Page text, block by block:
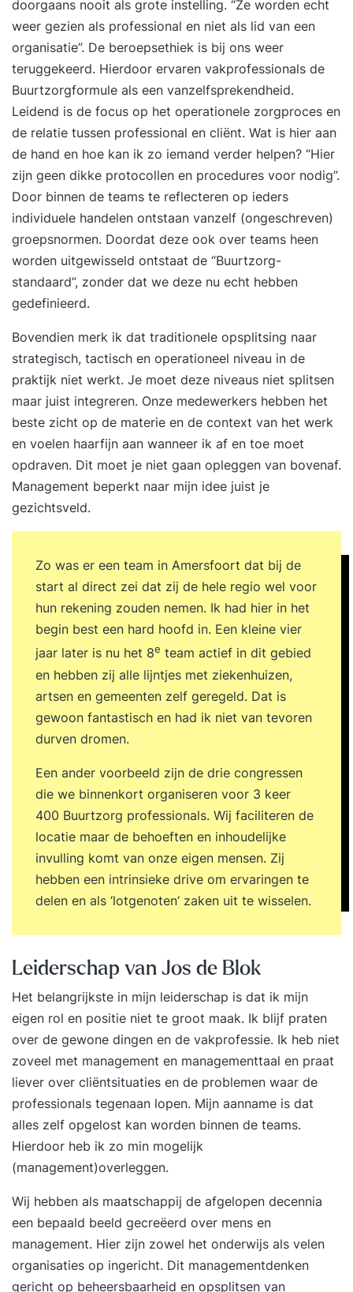
doorgaans nooit als grote instelling. “Ze worden echt
weer gezien als professional en niet als lid van een
organisatie”. De beroepsethiek is bij ons weer
teruggekeerd. Hierdoor ervaren vakprofessionals de
Buurtzorgformule als een vanzelfsprekendheid.
Leidend is de focus op het operationele zorgproces en
de relatie tussen professional en cliënt. Wat is hier aan
de hand en hoe kan ik zo iemand verder helpen? “Hier
zijn geen dikke protocollen en procedures voor nodig”.
Door binnen de teams te reflecteren op ieders
individuele handelen ontstaan vanzelf (ongeschreven)
groepsnormen. Doordat deze ook over teams heen
worden uitgewisseld ontstaat de “Buurtzorg-
standaard”, zonder dat we deze nu echt hebben
gedefinieerd.
Bovendien merk ik dat traditionele opsplitsing naar
strategisch, tactisch en operationeel niveau in de
praktijk niet werkt. Je moet deze niveaus niet splitsen
maar juist integreren. Onze medewerkers hebben het
beste zicht op de materie en de context van het werk
en voelen haarfijn aan wanneer ik af en toe moet
opdraven. Dit moet je niet gaan opleggen van bovenaf.
Management beperkt naar mijn idee juist je
gezichtsveld.
Zo was er een team in Amersfoort dat bij de
start al direct zei dat zij de hele regio wel voor
hun rekening zouden nemen. Ik had hier in het
begin best een hard hoofd in. Een kleine vier
jaar later is nu het 8e team actief in dit gebied
en hebben zij alle lijntjes met ziekenhuizen,
artsen en gemeenten zelf geregeld. Dat is
gewoon fantastisch en had ik niet van tevoren
durven dromen.
Een ander voorbeeld zijn de drie congressen
die we binnenkort organiseren voor 3 keer
400 Buurtzorg professionals. Wij faciliteren de
locatie maar de behoeften en inhoudelijke
invulling komt van onze eigen mensen. Zij
hebben een intrinsieke drive om ervaringen te
delen en als ‘lotgenoten’ zaken uit te wisselen.
Leiderschap van Jos de Blok
Het belangrijkste in mijn leiderschap is dat ik mijn
eigen rol en positie niet te groot maak. Ik blijf praten
over de gewone dingen en de vakprofessie. Ik heb niet
zoveel met management en managementtaal en praat
liever over cliëntsituaties en de problemen waar de
professionals tegenaan lopen. Mijn aanname is dat
alles zelf opgelost kan worden binnen de teams.
Hierdoor heb ik zo min mogelijk
(management)overleggen.
Wij hebben als maatschappij de afgelopen decennia
een bepaald beeld gecreëerd over mens en
management. Hier zijn zowel het onderwijs als velen
organisaties op ingericht. Dit managementdenken
gericht op beheersbaarheid en opsplitsen van